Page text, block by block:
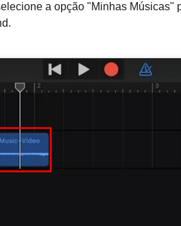
a opção "Minhas Músicas"